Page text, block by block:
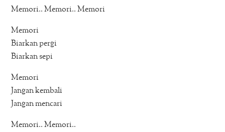
Memori.. Memori.. Memori
Memori
Biarkan pergi
Biarkan sepi
Memori
Jangan kembali
Jangan mencari
Memori.. Memori..